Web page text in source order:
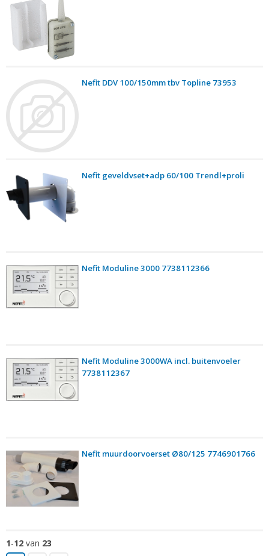
Nefit DDV 100/150mm tbv Topline 73953
Nefit geveldvset+adp 60/100 Trendl+proli
Nefit Moduline 3000 7738112366
Nefit Moduline 3000WA incl. buitenvoeler
7738112367
Nefit muurdoorvoerset Ø80/125 7746901766
1-12 van 23